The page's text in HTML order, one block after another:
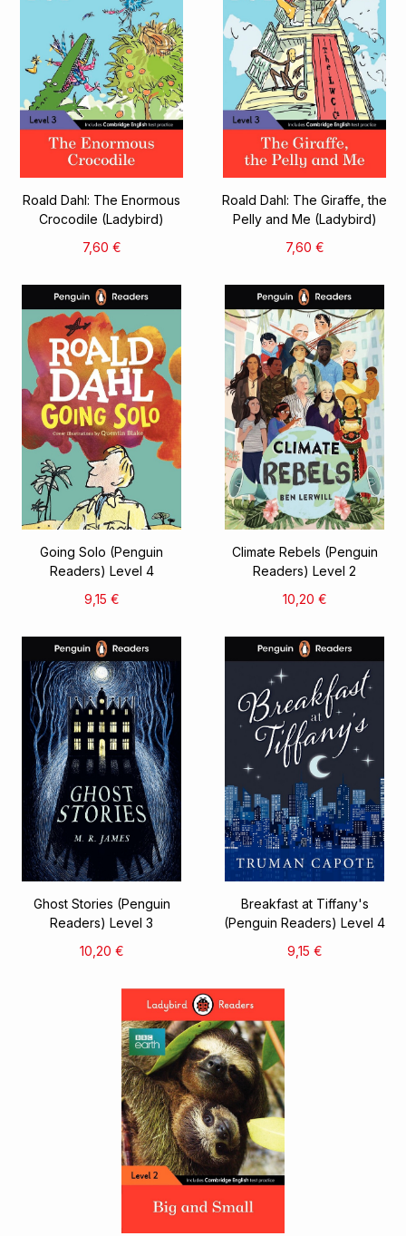
Roald Dahl: The Enormous
Crocodile (Ladybird)
7,60 €
Roald Dahl: The Giraffe, the
Pelly and Me (Ladybird)
7,60 €
Going Solo (Penguin
Readers) Level 4
9,15 €
Climate Rebels (Penguin
Readers) Level 2
10,20 €
Ghost Stories (Penguin
Readers) Level 3
10,20 €
Breakfast at Tiffany's
(Penguin Readers) Level 4
9,15 €